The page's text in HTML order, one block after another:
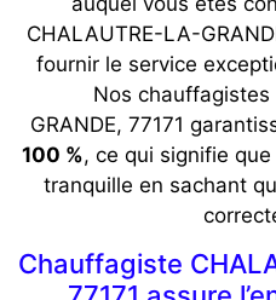
CHALAUTRE-LA-
fournir le service
Nos chauffagistes
GRANDE, 77171
100 %, ce qui signifie que
tranquille en sachant
Chauffagiste